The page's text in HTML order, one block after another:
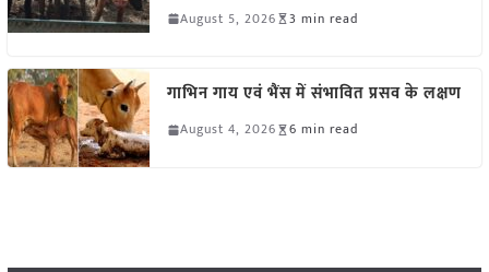
August 5, 2026 3 min read
गाभिन गाय एवं भैंस में संभावित प्रसव के लक्षण
August 4, 2026 6 min read